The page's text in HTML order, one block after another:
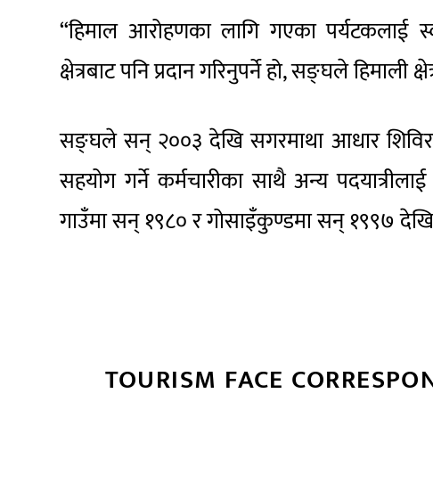
“हिमाल आरोहणका लागि गएका पर्यटकलाई
क्षेत्रबाट पनि प्रदान गरिनुपर्ने हो, सङ्घले
सङ्घले सन् २००३ देखि सगरमाथा आधार
सहयोग गर्ने कर्मचारीका साथै अन्य
गाउँमा सन् १९८० र गोसाइँकुण्डमा सन् १९९७
TOURISM FACE